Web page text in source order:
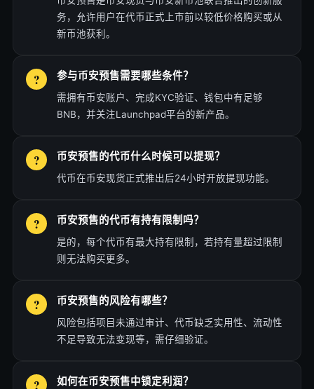
务，允许用户在代币正式上市前以较低价格购买或从
新币池获利。
参与币安预售需要哪些条件？
需拥有币安账户、完成KYC验证、钱包中有足够
BNB，并关注Launchpad平台的新产品。
币安预售的代币什么时候可以提现？
代币在币安现货正式推出后24小时开放提现功能。
币安预售的代币有持有限制吗？
是的，每个代币有最大持有限制，若持有量超过限制
则无法购买更多。
币安预售的风险有哪些？
风险包括项目未通过审计、代币缺乏实用性、流动性
不足导致无法变现等，需仔细验证。
如何在币安预售中锁定利润？